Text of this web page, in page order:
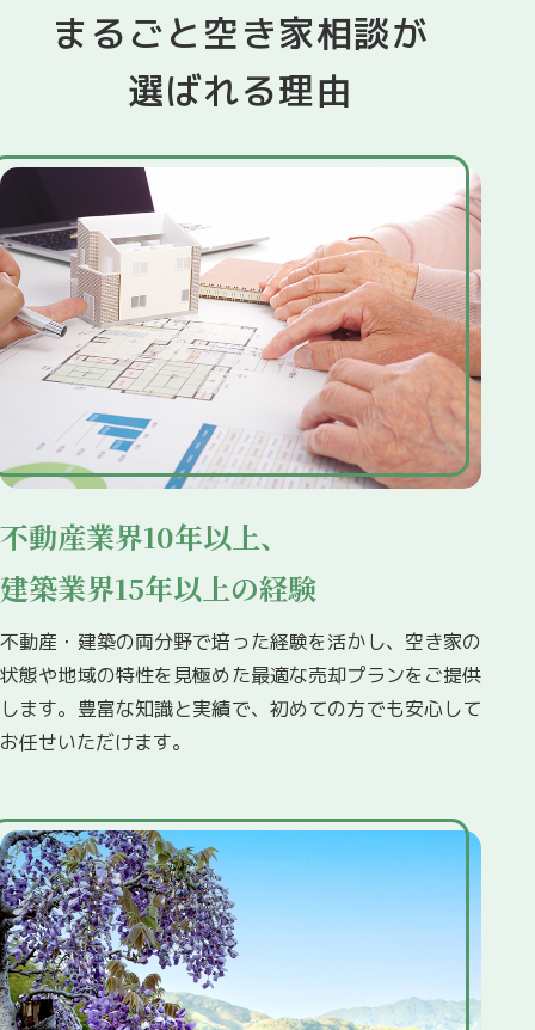
まるごと空き家相談が
選ばれる理由
不動産業界10年以上、
建築業界15年以上の経験
不動産・建築の両分野で培った経験を活かし、空き家の
状態や地域の特性を見極めた最適な売却プランをご提供
します。豊富な知識と実績で、初めての方でも安心して
お任せいただけます。